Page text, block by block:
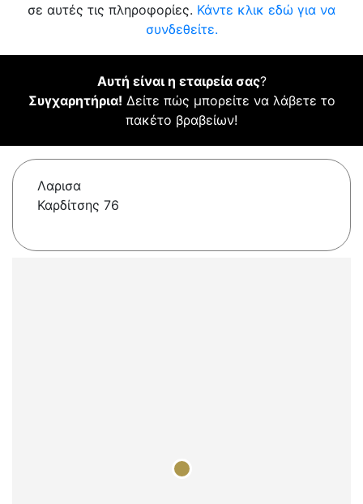
σε αυτές τις πληροφορίες. Κάντε κλικ εδώ για να
συνδεθείτε.
Αυτή είναι η εταιρεία σας?
Συγχαρητήρια! Δείτε πώς μπορείτε να λάβετε το
πακέτο βραβείων!
Λαρισα
Καρδίτσης 76